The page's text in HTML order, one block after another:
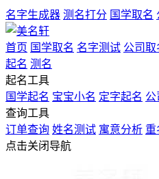
名字生成器 测名打分 国学取名
首页 国学取名 名字测试 公司取
起名 测名
起名工具
国学起名 宝宝小名 定字起名 公
查询工具
订单查询 姓名测试 寓意分析 重
点击关闭导航